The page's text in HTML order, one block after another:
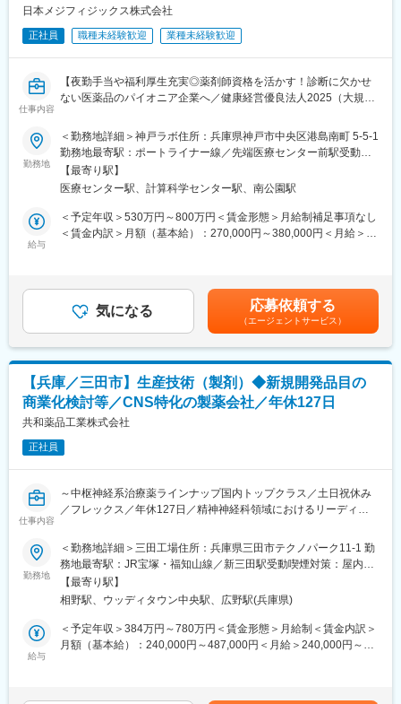
す。具体的には、薬ができるまでの工程を見学し、製品完成後の
物流を実地で学んでいただく研修です。（研修中はビジネスホテ
ルを会社が手配いたします。）
その後、2～3ヵ月間のOJT研修を経て担当顧客の引継ぎを行いま
す。
また、業務に慣れてきたタイミングでMRの資格取得を目指してい
ただきます。
■女性の働きやすさ：
本社営業部の女性管理職は産休育休も経験されている方です。
全体としては2024年度で4名育休取得実績があり、復帰率は100％
です。
■働き方：
基本的には土日祝休みで、ワークライフバランスを充実できる働
現在当社は中堅企業から次のステップへと進もうとしている変革
期です。これからの伸びしろや期待など、やりがいを多く感じら
れる環境です。
■当社について：
大手薬局等で取り扱われている一般消費者向けのOTC医薬品およ
びジェネリック医薬品に特化した医療用医薬品の製造・販売を行
っている製薬メーカーです。
日本メジフィジックス株式会社
正社員 職種未経験歓迎 業種未経験歓迎
仕事内容
【夜勤手当や福利厚生充実◎薬剤師資格を活かす！診断に欠かせ
ない医薬品のパイオニア企業へ／健康経営優良法人2025（大規模
■具体的な職務内容
・放射性医薬品の製造
・放射性医薬品の無菌試験、定量試験などの多種にわたる品質試
験
・放射性医薬品の製造から出荷までの管理
・新製剤、新技術の導入／改善／改良
■当社について
SPECT・PETと呼ばれる核医学検査が主な事業分野です。これは
生体内の微妙な変化をとらえて画像化する「分子イメージング」
ルとなりましたが、当社は2005年に国内初のPET検査用放射性医
薬品の承認を取得し、全国に安定供給しています。
■業務概要・やりがい
放射性医薬品の製造、品質試験、製造から出荷までの管理をお任
せします。
出荷された薬は、その日のうちに患者さんに投与され検査が行わ
れます。その検査結果は癌の早期発見につながり、迅速な治療方
針の決定に影響を及ぼします。質の高い製品を作ることでより多
くの方が救われることになる、やりがいのある仕事です。
■勤務時間帯について
入社してから3年目までは2:00～または、8:00～シフト、 8:45～
シフトの3パターンとなり、4年目以降は、下記いずれかの勤務時
間で1勤務1週間ごとのローテーション勤務となります。※夜勤が
・22:00～6:30・0:00～8:30・3:30～12:00・2:00～10:30・21:30
～6:00・1:00～9:30・7:00～15:30・8:00～16:30
勤務地
＜勤務地詳細＞神戸ラボ住所：兵庫県神戸市中央区港島南町 5-5-1
勤務地最寄駅：ポートライナー線／先端医療センター前駅受動喫
煙対策：屋内全面禁煙変更の範囲：会社の定める事業所
【最寄り駅】
医療センター駅、計算科学センター駅、南公園駅
給与
＜予定年収＞530万円～800万円＜賃金形態＞月給制補足事項なし
＜賃金内訳＞月額（基本給）：270,000円～380,000円＜月給＞
績のターゲット100％達成の場合支給■昇給：年1回
気になる 応募依頼する
（エージェントサービス）
【兵庫／三田市】生産技術（製剤）◆新規開発品目の
商業化検討等／CNS特化の製薬会社／年休127日
共和薬品工業株式会社
正社員
仕事内容
～中枢神経系治療薬ラインナップ国内トップクラス／土日祝休み
／フレックス／年休127日／精神神経科領域におけるリーディン
■業務内容：
製薬メーカーである当社にて、製剤における生産技術をお任せし
ます。
■具体的には：
・新規開発品目の商業化検討及び製造技術移管に関する業務
勤務地
＜勤務地詳細＞三田工場住所：兵庫県三田市テクノパーク11-1 勤
務地最寄駅：JR宝塚・福知山線／新三田駅受動喫煙対策：屋内全
面禁煙変更の範囲：会社の定める事業所
【最寄り駅】
相野駅、ウッディタウン中央駅、広野駅(兵庫県)
給与
＜予定年収＞384万円～780万円＜賃金形態＞月給制＜賃金内訳＞
月額（基本給）：240,000円～487,000円＜月給＞240,000円～